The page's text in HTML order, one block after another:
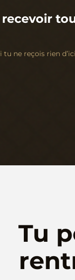
recevoir
tu ne reçois rien
Tu